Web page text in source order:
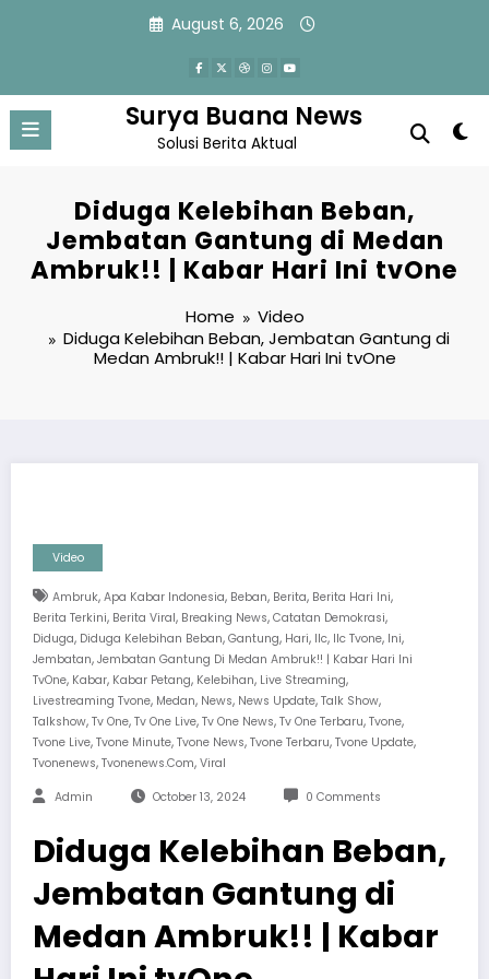
August 6, 2026
Surya Buana News
Solusi Berita Aktual
Diduga Kelebihan Beban,
Jembatan Gantung di Medan
Ambruk!! | Kabar Hari Ini tvOne
Home
Video
Diduga Kelebihan Beban, Jembatan Gantung di
Medan Ambruk!! | Kabar Hari Ini tvOne
Video
Ambruk, Apa Kabar Indonesia, Beban, Berita, Berita Hari Ini,
Berita Terkini, Berita Viral, Breaking News, Catatan Demokrasi,
Diduga, Diduga Kelebihan Beban, Gantung, Hari, Ilc, Ilc Tvone, Ini,
Jembatan, Jembatan Gantung Di Medan Ambruk!! | Kabar Hari Ini
TvOne, Kabar, Kabar Petang, Kelebihan, Live Streaming,
Livestreaming Tvone, Medan, News, News Update, Talk Show,
Talkshow, Tv One, Tv One Live, Tv One News, Tv One Terbaru, Tvone,
Tvone Live, Tvone Minute, Tvone News, Tvone Terbaru, Tvone Update,
Tvonenews, Tvonenews.com, Viral
Admin October 13, 2024 0 Comments
Diduga Kelebihan Beban,
Jembatan Gantung di
Medan Ambruk!! | Kabar